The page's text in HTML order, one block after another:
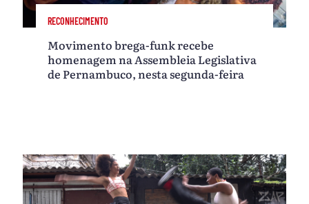
RECONHECIMENTO
Movimento brega-funk recebe
homenagem na Assembleia Legislativa
de Pernambuco, nesta segunda-feira